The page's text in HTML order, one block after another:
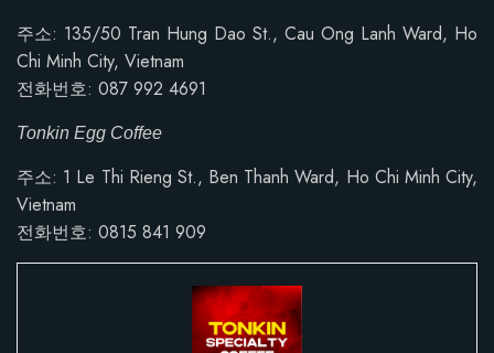
주소: 135/50 Tran Hung Dao St., Cau Ong Lanh Ward, Ho
Chi Minh City, Vietnam
전화번호: 087 992 4691
Tonkin Egg Coffee
주소: 1 Le Thi Rieng St., Ben Thanh Ward, Ho Chi Minh City,
Vietnam
전화번호: 0815 841 909